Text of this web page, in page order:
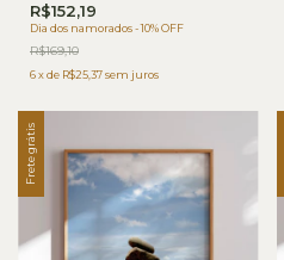
R$152,19
Dia dos namorados - 10% OFF
R$169,10
6xde R$25,37sem juros
Frete grátis